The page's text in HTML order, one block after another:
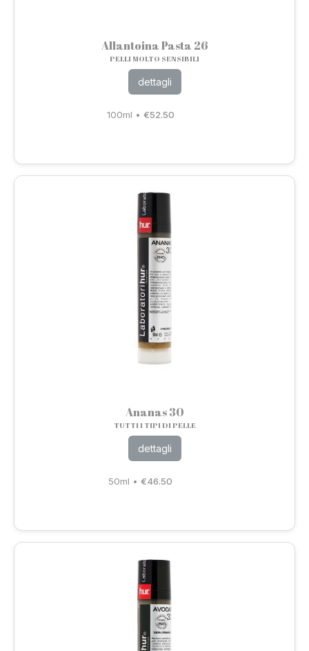
Allantoina Pasta 26
PELLI MOLTO SENSIBILI
dettagli
100ml • €52.50
Ananas 30
TUTTI I TIPI DI PELLE
dettagli
50ml •€46.50